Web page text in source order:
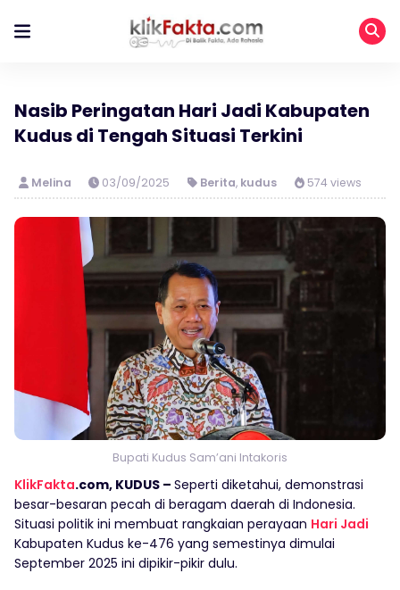
Nasib Peringatan Hari Jadi Kabupaten
Kudus di Tengah Situasi Terkini
Melina 03/09/2025 Berita, kudus 574 views
Bupati Kudus Sam’ani Intakoris
KlikFakta.com, KUDUS – Seperti diketahui, demonstrasi
besar-besaran pecah di beragam daerah di Indonesia.
Situasi politik ini membuat rangkaian perayaan Hari Jadi
Kabupaten Kudus ke-476 yang semestinya dimulai
September 2025 ini dipikir-pikir dulu.